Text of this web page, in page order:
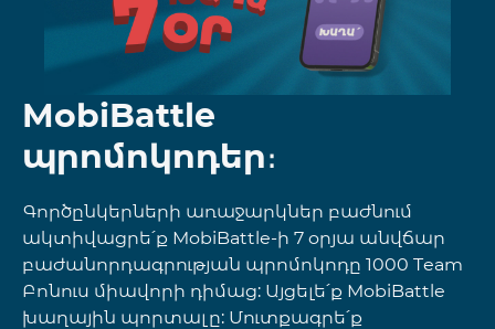
MobiBattle
պրոմոկոդեր։
Գործընկերների առաջարկներ բաժնում
ակտիվացրե՛ք MobiBattle-ի 7 օրյա անվճար
բաժանորդագրության պրոմոկոդը 1000 Team
Բոնուս միավորի դիմաց: Այցելե՛ք MobiBattle
խաղային պորտալը: Մուտքագրե՛ք